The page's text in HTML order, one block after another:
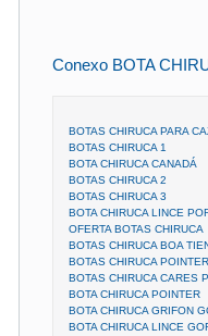
Conexo BOTA
BOTAS CHIRUCA PARA
BOTAS CHIRUCA 1
BOTA CHIRUCA CANADÁ
BOTAS CHIRUCA 2
BOTAS CHIRUCA 3
BOTA CHIRUCA LINCE
OFERTA BOTAS CHIRUCA
BOTAS CHIRUCA BOA
BOTAS CHIRUCA
BOTAS CHIRUCA CARES
BOTA CHIRUCA POINTER
BOTA CHIRUCA GRIFON
BOTA CHIRUCA LINCE